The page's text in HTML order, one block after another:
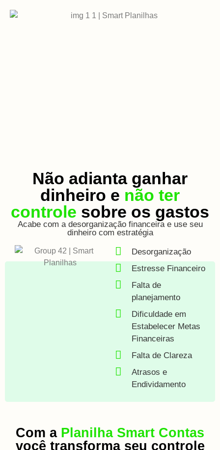
Não adianta ganhar
dinheiro e não ter
controle sobre os gastos
Acabe com a desorganização financeira e use seu
dinheiro com estratégia
Desorganização
Estresse Financeiro
Falta de
planejamento
Dificuldade em
Estabelecer Metas
Financeiras
Falta de Clareza
Atrasos e
Endividamento
Com a Planilha Smart Contas
você transforma seu controle